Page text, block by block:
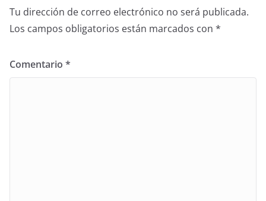
Tu dirección de correo electrónico no será publicada.
Los campos obligatorios están marcados con *
Comentario *